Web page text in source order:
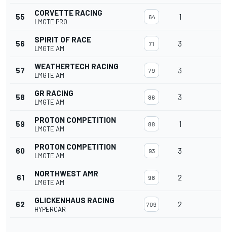
55 CORVETTE RACING
LMGTE PRO
64 1
56 SPIRIT OF RACE
LMGTE AM
71 3
57 WEATHERTECH RACING
LMGTE AM
79 3
58 GR RACING
LMGTE AM
86 3
59 PROTON COMPETITION
LMGTE AM
88 1
60 PROTON COMPETITION
LMGTE AM
93 3
61 NORTHWEST AMR
LMGTE AM
98 2
62 GLICKENHAUS RACING
HYPERCAR
709 2